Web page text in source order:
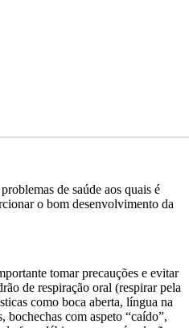
de saúde aos quais é
o bom desenvolvimento da
tomar precauções e evitar
de respiração oral (respirar pela
como boca aberta, língua na
bochechas com aspeto “caído”,